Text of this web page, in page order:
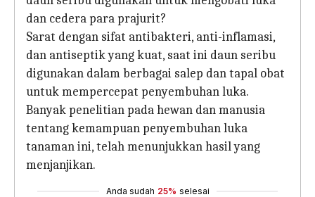
dan cedera para prajurit?
Sarat dengan sifat antibakteri, anti-inflamasi,
dan antiseptik yang kuat, saat ini daun seribu
digunakan dalam berbagai salep dan tapal obat
untuk mempercepat penyembuhan luka.
Banyak penelitian pada hewan dan manusia
tentang kemampuan penyembuhan luka
tanaman ini, telah menunjukkan hasil yang
menjanjikan.
Anda sudah 25% selesai